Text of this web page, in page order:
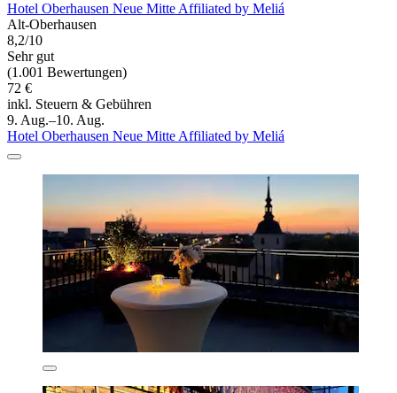
Hotel Oberhausen Neue Mitte Affiliated by Meliá
Alt-Oberhausen
8,2/10
Sehr gut
(1.001 Bewertungen)
72 €
inkl. Steuern & Gebühren
9. Aug.–10. Aug.
Hotel Oberhausen Neue Mitte Affiliated by Meliá